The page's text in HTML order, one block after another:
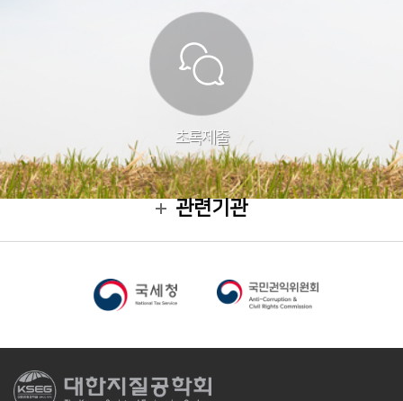
초록제출
관련기관